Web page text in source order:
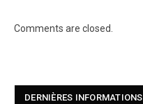
Comments are closed.
DERNIÈRES INFORMATIONS